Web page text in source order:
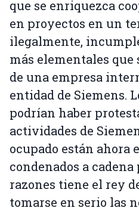
que se enriquezca
en proyectos en un
ilegalmente,
más elementales que
de una empresa
entidad de Siemens.
podrían haber
actividades de
ocupado están ahora
condenados a cadena
razones tiene el rey
tomarse en serio las